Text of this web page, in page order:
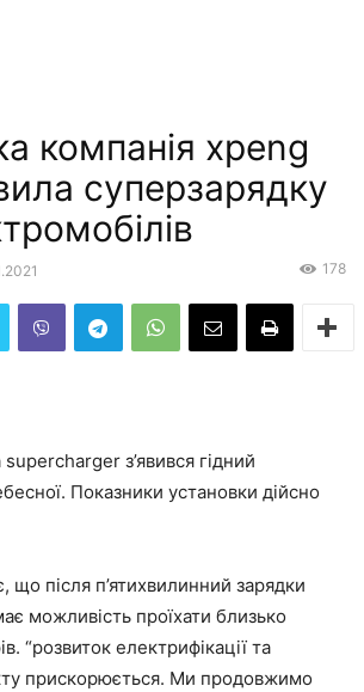
компанія xpeng
суперзарядку
178
з’явився гідний
Показники установки дійсно
що після п’ятихвилинний зарядки
можливість проїхати близько
“розвиток електрифікації та
прискорюється. Ми продовжимо